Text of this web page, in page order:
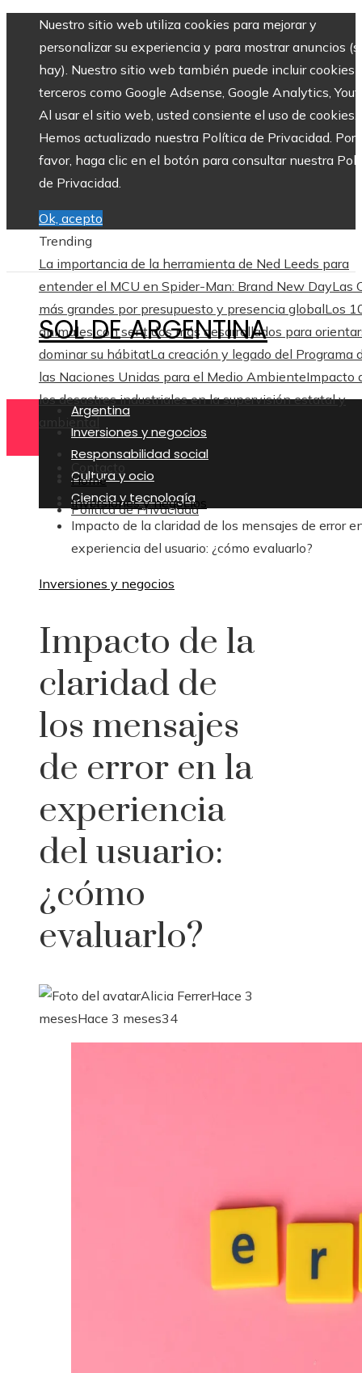
Nuestro sitio web utiliza cookies para mejorar y
personalizar su experiencia y para mostrar anuncios
hay). Nuestro sitio web también puede incluir cookies
terceros como Google Adsense, Google Analytics,
Al usar el sitio web, usted consiente el uso de cookies.
Hemos actualizado nuestra Política de Privacidad. Por
favor, haga clic en el botón para consultar nuestra
de Privacidad.
Ok, acepto
Trending
La importancia de la herramienta de Ned Leeds para
entender el MCU en Spider-Man: Brand New DayLas
más grandes por presupuesto y presencia globalLos
animales con sentidos más desarrollados para
dominar su hábitatLa creación y legado del Programa
las Naciones Unidas para el Medio AmbienteImpacto
los desastres industriales en la supervisión estatal y
ambiental
Contacto
Política de Privacidad
SOL DE ARGENTINA
Argentina
Inversiones y negocios
Responsabilidad social
Cultura y ocio
Ciencia y tecnología
Home
Inversiones y negocios
Impacto de la claridad de los mensajes de error
experiencia del usuario: ¿cómo evaluarlo?
Inversiones y negocios
Impacto de la
claridad de
los mensajes
de error en la
experiencia
del usuario:
¿cómo
evaluarlo?
Alicia FerrerHace 3
mesesHace 3 meses34